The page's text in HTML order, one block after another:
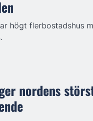
högt flerbostadshus
nordens